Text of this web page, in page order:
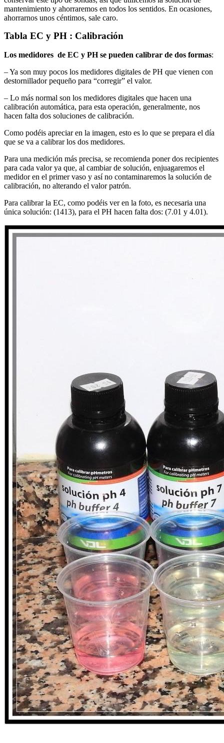
mantenimiento y ahorraremos en todos los sentidos. En ocasiones,
ahorrarnos unos céntimos, sale caro.
Tabla EC y PH : Calibración
Los medidores de EC y PH se pueden calibrar de dos formas:
– Ya son muy pocos los medidores digitales de PH que vienen con
destornillador pequeño para “corregir” el valor.
– Lo más normal son los medidores digitales que hacen una
calibración automática, para esta operación, generalmente, nos
hacen falta dos soluciones de calibración.
Como podéis apreciar en la imagen, esto es lo que se prepara el día
que se va a calibrar los dos medidores.
Para una medición más precisa, se recomienda poner dos recipientes
para cada valor ya que, al cambiar de solución, enjuagaremos el
medidor en el primer vaso y así no contaminaremos la solución de
calibración, no alterando el valor patrón.
Para calibrar la EC, como podéis ver en la foto, es necesaria una
única solución: (1413), para el PH hacen falta dos: (7.01 y 4.01).